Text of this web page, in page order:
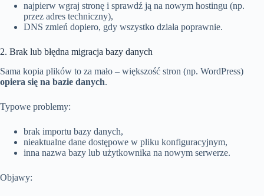
najpierw wgraj stronę i sprawdź ją na nowym hostingu (np.
przez adres techniczny),
DNS zmień dopiero, gdy wszystko działa poprawnie.
2. Brak lub błędna migracja bazy danych
Sama kopia plików to za mało – większość stron (np. WordPress)
opiera się na bazie danych.
Typowe problemy:
brak importu bazy danych,
nieaktualne dane dostępowe w pliku konfiguracyjnym,
inna nazwa bazy lub użytkownika na nowym serwerze.
Objawy: